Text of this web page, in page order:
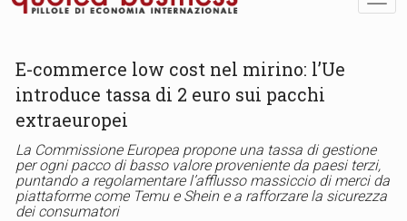
E-commerce low cost nel mirino: l’Ue
introduce tassa di 2 euro sui pacchi
extraeuropei
La Commissione Europea propone una tassa di gestione
per ogni pacco di basso valore proveniente da paesi terzi,
puntando a regolamentare l’afflusso massiccio di merci da
piattaforme come Temu e Shein e a rafforzare la sicurezza
dei consumatori